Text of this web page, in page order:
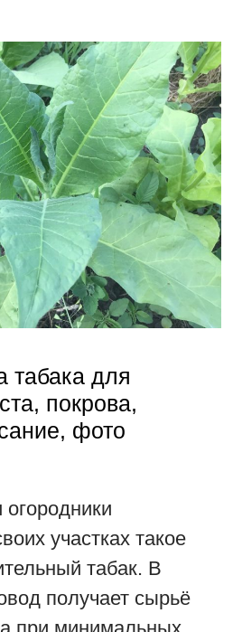
табака для
покрова,
фото
участках такое
табак. В
получает сырьё